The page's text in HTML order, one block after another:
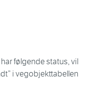
følgende status, vil
i vegobjekttabellen